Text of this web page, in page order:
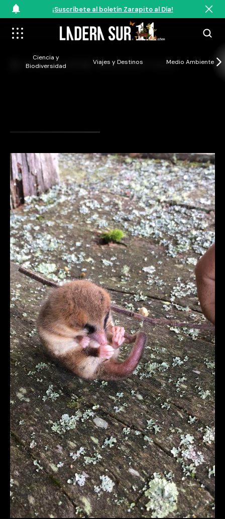
¡Suscríbete al boletín Zarapito al Día!
Ciencia y
Biodiversidad
Viajes y Destinos Medio Ambiente
7 de noviembre, 2018 Tiempo de lectura: 0 minutos